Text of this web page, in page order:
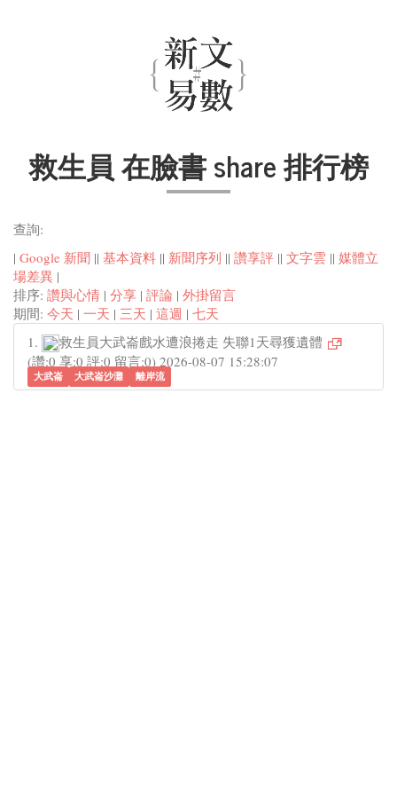
救生員 在臉書 share 排行榜
查詢:
| Google 新聞 || 基本資料 || 新聞序列 || 讚享評 || 文字雲 || 媒體立
場差異 |
排序: 讚與心情 | 分享 | 評論 | 外掛留言
期間: 今天 | 一天 | 三天 | 這週 | 七天
1.
救生員大武崙戲水遭浪捲走 失聯1天尋獲遺體
(讚:0 享:0 評:0 留言:0) 2026-08-07 15:28:07
大武崙 大武崙沙灘 離岸流